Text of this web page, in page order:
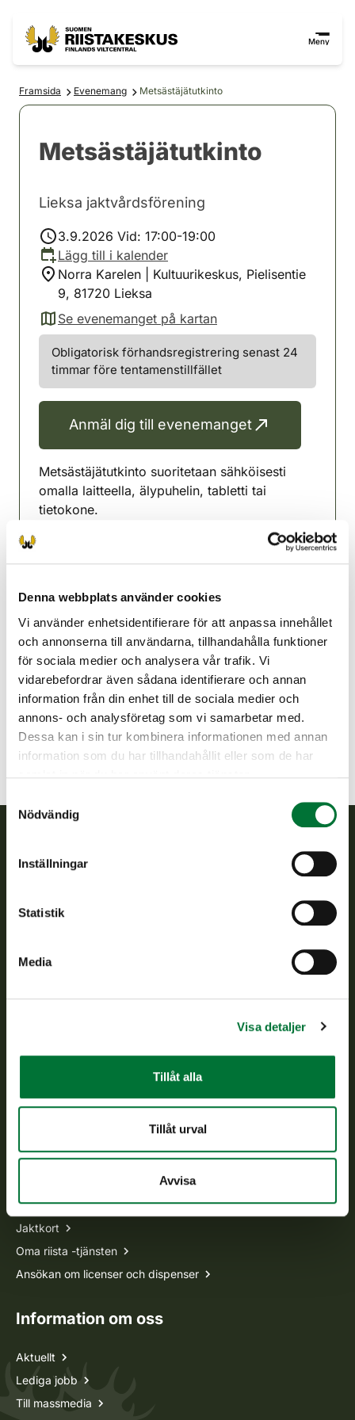
Denna webbplats använder cookies
Vi använder enhetsidentifierare för att anpassa innehållet
och annonserna till användarna, tillhandahålla funktioner
för sociala medier och analysera vår trafik. Vi
vidarebefordrar även sådana identifierare och annan
information från din enhet till de sociala medier och
annons- och analysföretag som vi samarbetar med.
Dessa kan i sin tur kombinera informationen med annan
information som du har tillhandahållit eller som de har
Nödvändig
Inställningar
Statistik
Media
Visa detaljer
Tillåt alla
Tillåt urval
Avvisa
Meny
Framsida Evenemang Metsästäjätutkinto
Metsästäjätutkinto
Lieksa jaktvårdsförening
3.9.2026 Vid: 17:00-19:00
Lägg till i kalender
Norra Karelen | Kultuurikeskus, Pielisentie
9, 81720 Lieksa
Se evenemanget på kartan
(avautuu uuteen välilehteen)
Obligatorisk förhandsregistrering senast 24
timmar före tentamenstillfället
Anmäl dig till evenemanget
Metsästäjätutkinto suoritetaan sähköisesti
omalla laitteella, älypuhelin, tabletti tai
tietokone.
Koetilaisuus Kulttuurikeskuksen Simpauttaja
huonessa (2. kerros)
Lieksa jaktvårdsförening
Norra Karelen
040 410 6900
lieksa@rhy.riista.fi
RHY:n toiminnanohjaaja Seppo
Raassina puh: 0400233346
Finlands viltcentral
Finlands viltcentral främjar en hållbar vilthushållning, stöder
jaktvårdsföreningarnas verksamhet, ser till att viltpolitiken
asiakaspalvelu@riista.fi
Jaktkort
Oma riista -tjänsten
Ansökan om licenser och dispenser
Information om oss
Aktuellt
Lediga jobb
Till massmedia